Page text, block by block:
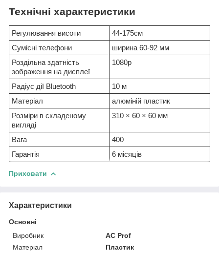
Технічні характеристики
Регулювання висоти
44-175см
Сумісні телефони
ширина 60-92 мм
Роздільна здатність
зображення на дисплеї
1080p
Радіус дії Bluetooth
10 м
Матеріал
алюміній пластик
Розміри в складеному
вигляді
310 × 60 × 60 мм
Вага
400
Гарантія
6 місяців
Приховати
Характеристики
Основні
Виробник
AC Prof
Матеріал
Пластик